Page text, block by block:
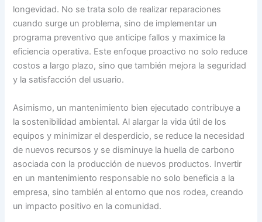
longevidad. No se trata solo de realizar reparaciones
cuando surge un problema, sino de implementar un
programa preventivo que anticipe fallos y maximice la
eficiencia operativa. Este enfoque proactivo no solo reduce
costos a largo plazo, sino que también mejora la seguridad
y la satisfacción del usuario.
Asimismo, un mantenimiento bien ejecutado contribuye a
la sostenibilidad ambiental. Al alargar la vida útil de los
equipos y minimizar el desperdicio, se reduce la necesidad
de nuevos recursos y se disminuye la huella de carbono
asociada con la producción de nuevos productos. Invertir
en un mantenimiento responsable no solo beneficia a la
empresa, sino también al entorno que nos rodea, creando
un impacto positivo en la comunidad.